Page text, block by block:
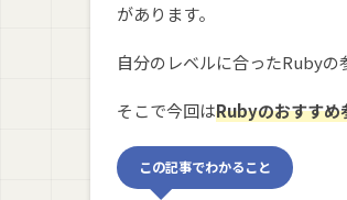
があります。
自分のレベルに合ったRubyの
そこで今回はRubyのおすすめ
この記事でわかること